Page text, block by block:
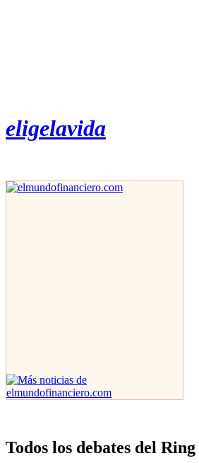
eligelavida
Todos los debates del